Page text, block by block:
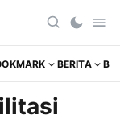
BERITA